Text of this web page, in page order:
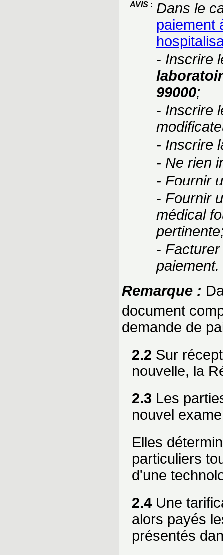
AVIS : Dans le
paiement
- Inscrire
99000;
- Inscrire
- Inscrire
- Ne rien
- Fournir
- Fournir
médical
-
paiement.
Remarque :
document
demande de
2.2 Sur
nouvelle, la
2.3 Les
nouvel
Elles
particuliers
d'une
2.4 Une
alors payés
présentés